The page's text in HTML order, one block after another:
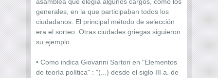
asamblea que elegía algunos cargos, como los
generales, en la que participaban todos los
ciudadanos. El principal método de selección
era el sorteo. Otras ciudades griegas siguieron
su ejemplo.
• Como indica Giovanni Sartori en "Elementos
de teoría política" : "(...) desde el siglo III a. de